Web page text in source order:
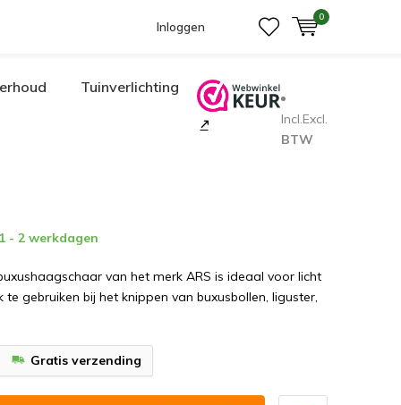
Inloggen
0
Tuinverlichting
Incl.Excl.
BTW
- 2 werkdagen
van het merk ARS is ideaal voor licht
te gebruiken bij het knippen van buxusbollen, liguster,
Gratis verzending